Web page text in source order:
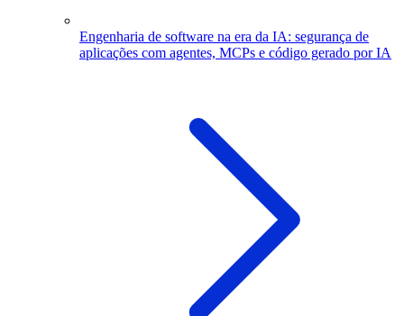
Engenharia de software na era da IA: segurança de
aplicações com agentes, MCPs e código gerado por IA